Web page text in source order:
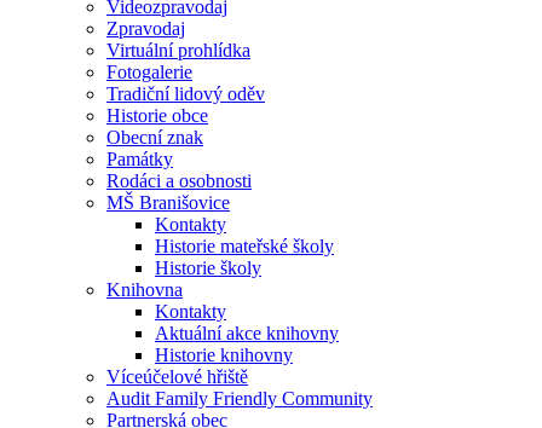
Videozpravodaj
Zpravodaj
Virtuální prohlídka
Fotogalerie
Tradiční lidový oděv
Historie obce
Obecní znak
Památky
Rodáci a osobnosti
MŠ Branišovice
Kontakty
Historie mateřské školy
Historie školy
Knihovna
Kontakty
Aktuální akce knihovny
Historie knihovny
Víceúčelové hřiště
Audit Family Friendly Community
Partnerská obec